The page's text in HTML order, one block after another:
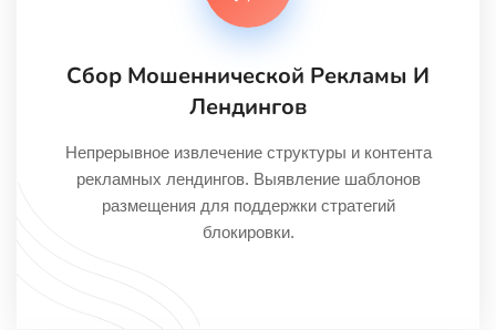
Сбор Мошеннической Рекламы И
Лендингов
Непрерывное извлечение структуры и контента
рекламных лендингов. Выявление шаблонов
размещения для поддержки стратегий
блокировки.